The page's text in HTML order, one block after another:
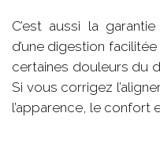
C’est aussi la
d’une digestion
certaines douleurs du
Si vous corrigez
l’apparence, le confort